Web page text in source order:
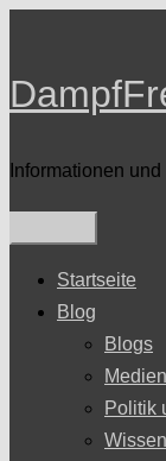
springen
Informationen
Startseite
Blog
Blogs
Politik